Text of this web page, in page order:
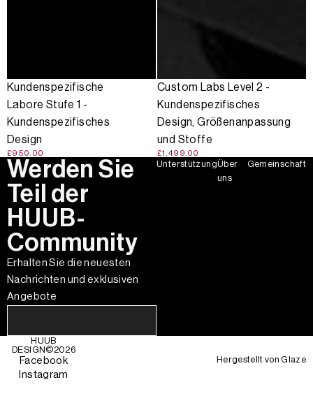
Kundenspezifische
Labore Stufe 1 -
Kundenspezifisches
Design
£950.00
Custom Labs Level 2 -
Kundenspezifisches
Design, Größenanpassung
und Stoffe
£1,499.00
Werden Sie
Teil der
HUUB-
Community
Erhalten Sie die neuesten
Nachrichten und exklusiven
Angebote
UnterstützungÜber
uns
Gemeinschaft
HUUB
DESIGN©2026
Facebook
Instagram
Hergestellt vonGlaze